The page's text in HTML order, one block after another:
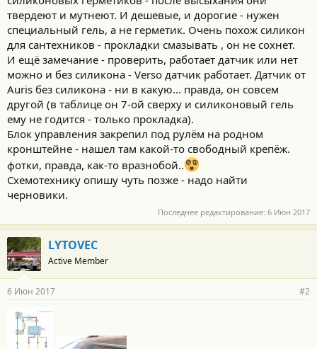
твердеют и мутнеют. И дешевые, и дорогие - нужен
специальный гель, а не герметик. Очень похож силикон
для сантеxников - прокладки смазывать , он не сохнет.
И ещё замечание - проверить, работает датчик или нет
можно и без силикона - Verso датчик работает. Датчик от
Auris без силикона - ни в какую... правда, он совсем
другой (в таблице он 7-ой сверху и силиконовый гель
ему не годится - только прокладка).
Блок управления закрепил под рулём на родном
кронштейне - нашел там какой-то свободный крепёж.
фотки, правда, как-то вразнобой..
Схемотехнику опишу чуть позже - надо найти
черновики.
Последнее редактирование: 6 Июн 2017
LYTOVEC
Active Member
6 Июн 2017 #2